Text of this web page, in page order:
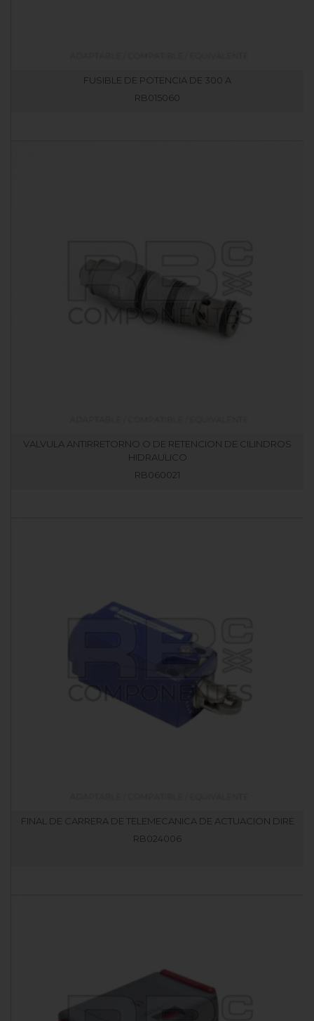
FUSIBLE DE POTENCIA DE 300 A
RB015060
VALVULA ANTIRRETORNO O DE RETENCION DE CILINDROS
HIDRAULICO
RB060021
FINAL DE CARRERA DE TELEMECANICA DE ACTUACION DIRE
RB024006